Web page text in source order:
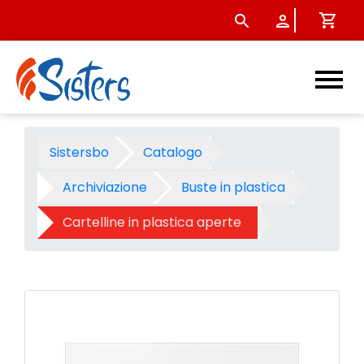
Cartellina pp Notami a l
Sistersbo
Catalogo
Archiviazione
Buste in plastica
Cartelline in plastica aperte